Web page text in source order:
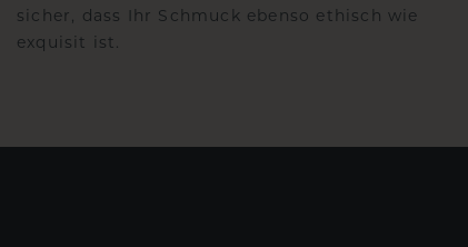
sicher, dass Ihr Schmuck ebenso ethisch wie
exquisit ist.